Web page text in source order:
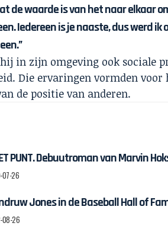
de waarde is van het naar elkaar
Iedereen is je naaste, dus werd
in zijn omgeving ook sociale
Die ervaringen vormden
de positie van anderen.
PUNT. Debuutroman van Marvin
07-26
Jones in de Baseball Hall of
08-26